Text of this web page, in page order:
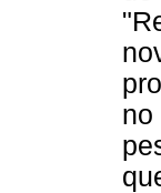
no